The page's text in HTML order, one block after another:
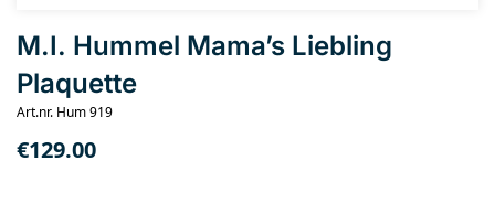
M.I. Hummel Mama’s Liebling
Plaquette
Art.nr. Hum 919
€129.00